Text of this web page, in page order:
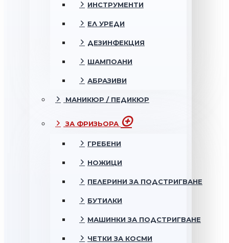
ИНСТРУМЕНТИ
ЕЛ УРЕДИ
ДЕЗИНФЕКЦИЯ
ШАМПОАНИ
АБРАЗИВИ
МАНИКЮР / ПЕДИКЮР
ЗА ФРИЗЬОРА
ГРЕБЕНИ
НОЖИЦИ
ПЕЛЕРИНИ ЗА ПОДСТРИГВАНЕ
БУТИЛКИ
МАШИНКИ ЗА ПОДСТРИГВАНЕ
ЧЕТКИ ЗА КОСМИ